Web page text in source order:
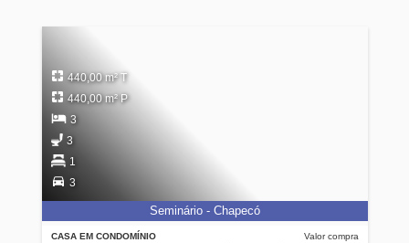
CASA EM CONDOMÍNIO Valor compra
440,00 m² T
440,00 m² P
3
3
1
3
Seminário - Chapecó